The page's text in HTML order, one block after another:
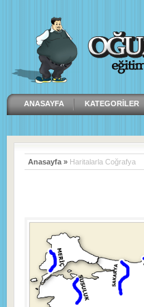
ANASAYFA KATEGORILER
Anasayfa » Haritalarla Coğrafya